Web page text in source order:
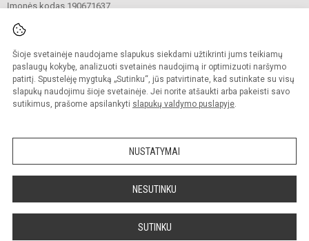
Šioje svetainėje naudojame slapukus siekdami užtikrinti jums teikiamų
paslaugų kokybę, analizuoti svetainės naudojimą ir optimizuoti naršymo
patirtį. Spustelėję mygtuką „Sutinku“, jūs patvirtinate, kad sutinkate su visų
slapukų naudojimu šioje svetainėje. Jei norite atšaukti arba pakeisti savo
sutikimus, prašome apsilankyti slapukų valdymo puslapyje.
NUSTATYMAI
NESUTINKU
SUTINKU
Įmonės kodas 190671637
© 2022. Radviliškio Gražinos pagrindinė mokykla. Visos teisės saugomos.
Kopijuoti turinį be raštiško įstaigos administracijos sutikimo griežtai draudžiama.
Prieinamumo paraiška Slapukų valdymas
Sumanus būdas atnaujinti